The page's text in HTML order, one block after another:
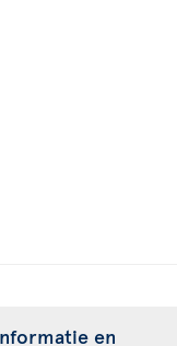
en